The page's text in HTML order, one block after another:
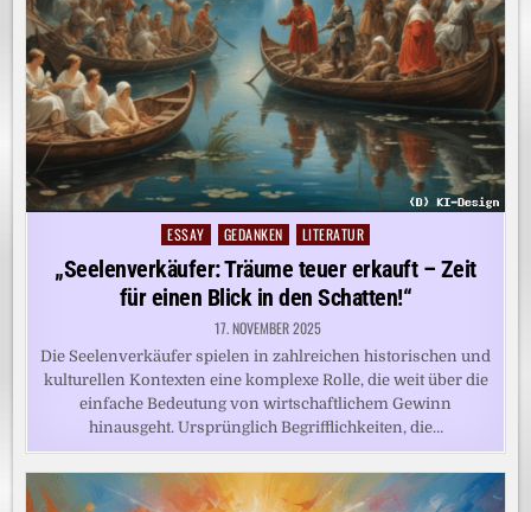
Posted
in
ESSAY GEDANKEN LITERATUR
„Seelenverkäufer: Träume teuer erkauft – Zeit
für einen Blick in den Schatten!“
17. NOVEMBER 2025
Die Seelenverkäufer spielen in zahlreichen historischen und
kulturellen Kontexten eine komplexe Rolle, die weit über die
einfache Bedeutung von wirtschaftlichem Gewinn
hinausgeht. Ursprünglich Begrifflichkeiten, die…